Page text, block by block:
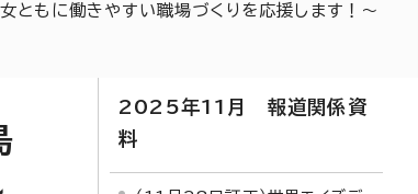
ともに働きやすい職場づくりを応援します！～
2025年11月 報道関係資
料